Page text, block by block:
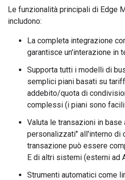
Le funzionalità principali di Edge
includono:
La completa integrazione
garantisce un'interazione in
Supporta tutti i modelli di
semplici piani basati su
addebito/quota di
complessi (i piani sono
Valuta le transazioni in
personalizzati" all'interno di
transazione può essere
E di altri sistemi (esterni ad
Strumenti automatici come